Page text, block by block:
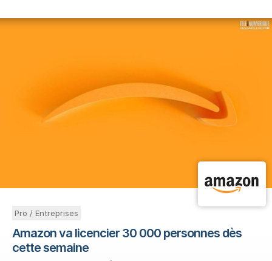
Pro / Entreprises
Amazon va licencier 30 000 personnes dès
cette semaine